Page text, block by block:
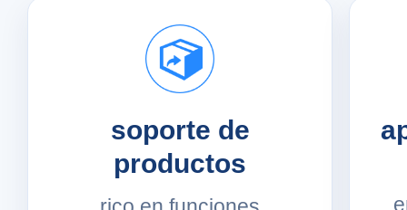
soporte de
productos